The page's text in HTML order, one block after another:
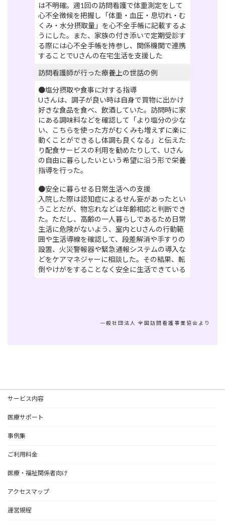
は不明確。週1回の訪問看護で体重測定をして
心不全徴候を把握し「体重・血圧・息切れ・む
くみ・水分摂取量」を心不全手帳に記載するよ
うにした。また、家族の付き添いで定期受診す
る際には心不全手帳を持参し、関係機関で連携
することでUさんの在宅生活を支援した
訪問看護師が行った療養上の世話の例
●塩分摂取や食事に対する指導
Uさんは、調子が良い時は自身で買物に出かけ
好きな食品を食べ、飲酒していた。訪問時に家
にある調味料などを確認して「より塩分の少な
い、こちらを使った方がむくみも増えずに楽に
動くことができるし体調も良くなる」と伝えた
り配食サービスの利用を勧めたりして、Uさん
の自由に暮らしたいという希望に沿う形で栄養
指導を行った。
●安全に暮らせる日常生活への支援
入院した際は認知症によるせん妄があったとい
うことだが、物忘れなどは年齢相応と判断でき
た。ただし、高齢の一人暮らしであるため日常
生活に危険がないよう、室内とUさんの行動範
囲や生活導線を確認して、段差解消や手すりの
設置、火災警報器や緊急通報システムの導入な
どをケアマネジャーに相談した。その結果、転
倒やけがをすることなく安全に生活できている
一般社団法人 全国訪問看護事業協会より
サービス内容
医療サポート
事例集
ご利用料金
医療・福祉関係者向け
アクセスマップ
運営規程